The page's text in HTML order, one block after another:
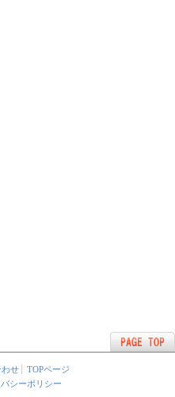
わせ
TOPページ
シーポリシー